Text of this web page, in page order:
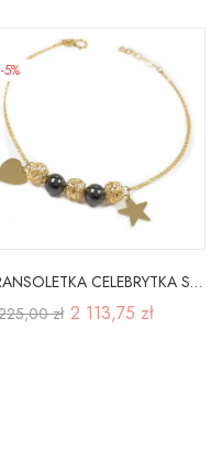
-5%
BRANSOLETKA CELEBRYTKA SERCE GWIAZDKA GRAWER
zł 2 113,75 zł